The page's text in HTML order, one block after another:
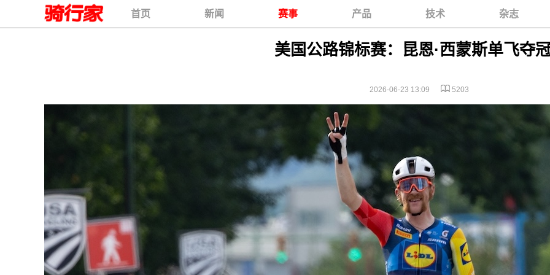
首页 新闻 赛事 产品 技术 杂志
美国公路锦标赛：昆恩·西蒙斯单飞夺
2026-06-23 13:09 5203